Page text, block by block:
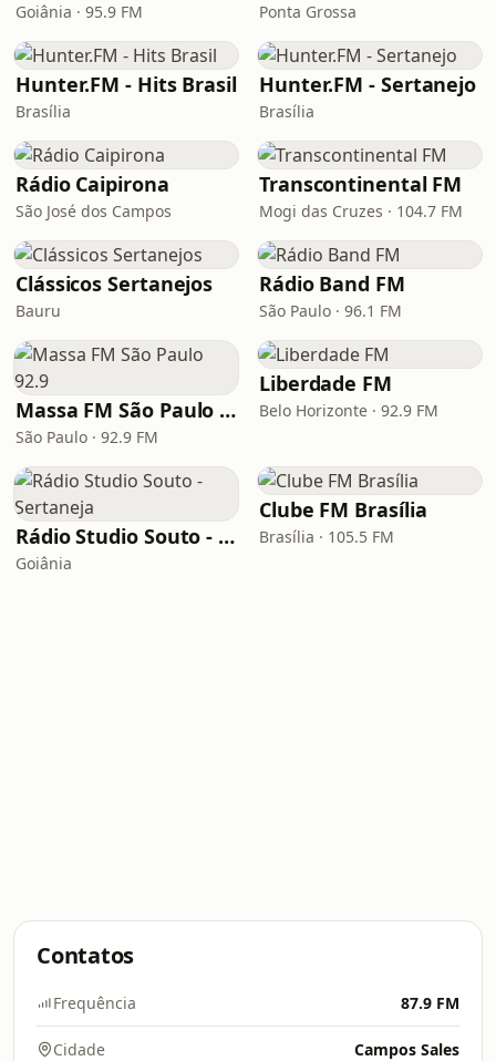
Goiânia · 95.9 FM Ponta Grossa
Hunter.FM - Hits Brasil
Brasília
Hunter.FM - Sertanejo
Brasília
Rádio Caipirona
São José dos Campos
Transcontinental FM
Mogi das Cruzes · 104.7 FM
Clássicos Sertanejos
Bauru
Rádio Band FM
São Paulo · 96.1 FM
Massa FM São Paulo 92.9
São Paulo · 92.9 FM
Liberdade FM
Belo Horizonte · 92.9 FM
Rádio Studio Souto - Sertaneja
Goiânia
Clube FM Brasília
Brasília · 105.5 FM
Contatos
Frequência 87.9 FM
Cidade Campos Sales